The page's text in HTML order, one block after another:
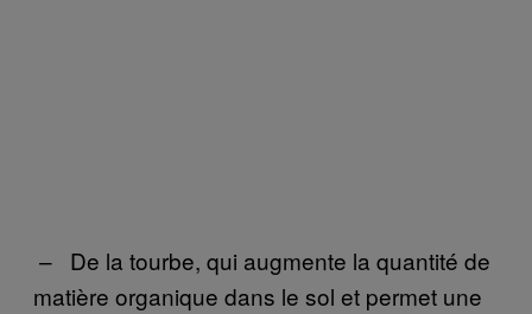
– De la tourbe, qui augmente la quantité de
matière organique dans le sol et permet une